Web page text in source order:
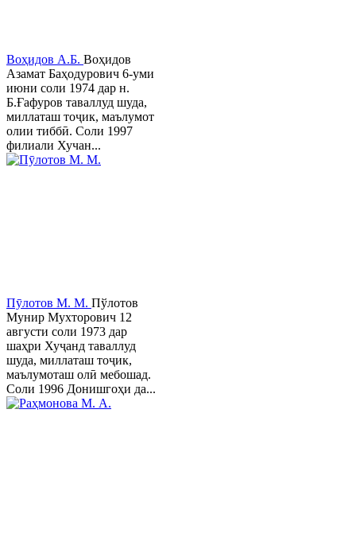
Воҳидов А.Б. Воҳидов
Азамат Баҳодурович 6-уми
июни соли 1974 дар н.
Б.Ғафуров таваллуд шуда,
миллаташ тоҷик, маълумот
олии тиббӣ. Соли 1997
филиали Хучан...
Пӯлотов М. М. Пўлотов
Мунир Мухторович 12
августи соли 1973 дар
шаҳри Хуҷанд таваллуд
шуда, миллаташ тоҷик,
маълумоташ олӣ мебошад.
Соли 1996 Донишгоҳи да...